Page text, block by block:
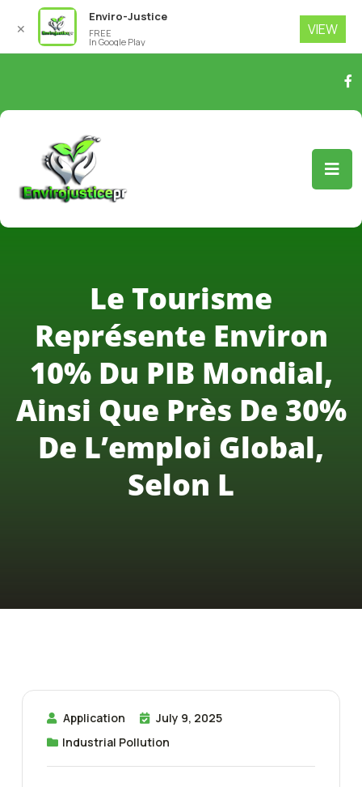
Le Tourisme
Représente Environ
10% Du PIB Mondial,
Ainsi Que Près De 30%
De L’emploi Global,
Selon L
Application
July 9, 2025
Industrial Pollution
✕
Enviro-Justice
FREE
In Google Play
VIEW